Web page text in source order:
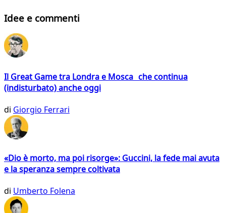
Idee e commenti
Il Great Game tra Londra e Mosca che continua
(indisturbato) anche oggi
di Giorgio Ferrari
«Dio è morto, ma poi risorge»: Guccini, la fede mai avuta
e la speranza sempre coltivata
di Umberto Folena